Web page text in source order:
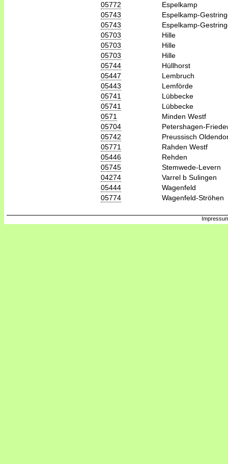
05772
Espelkamp
05743
Espelkamp-
05743
Espelkamp-
05703
Hille
05703
Hille
05703
Hille
05744
Hüllhorst
05447
Lembruch
05443
Lemförde
05741
Lübbecke
05741
Lübbecke
0571
Minden Westf
05704
Petershagen-
05742
Preussisch
05771
Rahden Westf
05446
Rehden
05745
Stemwede-Levern
04274
Varrel b Sulingen
05444
Wagenfeld
05774
Wagenfeld-Ströhen